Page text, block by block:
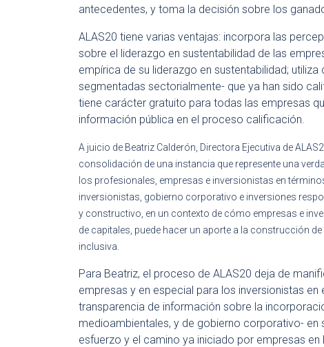
antecedentes, y toma la decisión sobre los
ALAS20 tiene varias ventajas: incorpora las
sobre el liderazgo en sustentabilidad de las
empírica de su liderazgo en sustentabilidad;
segmentadas sectorialmente- que ya han sido
tiene carácter gratuito para todas las empresas
información pública en el proceso calificación.
A juicio de Beatriz Calderón, Directora Ejecutiva de
consolidación de una instancia que represente una
los profesionales, empresas e inversionistas en
inversionistas, gobierno corporativo e inversiones
y constructivo, en un contexto de cómo empresas e
de capitales, puede hacer un aporte a la construcción
inclusiva.
Para Beatriz, el proceso de ALAS20 deja de
empresas y en especial para los inversionistas
transparencia de información sobre la
medioambientales, y de gobierno corporativo-
esfuerzo y el camino ya iniciado por empresas